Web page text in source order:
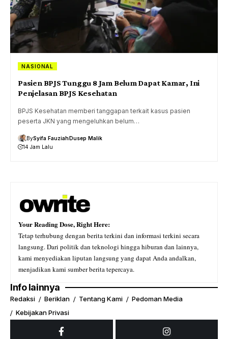
NASIONAL
Pasien BPJS Tunggu 8 Jam Belum Dapat Kamar, Ini
Penjelasan BPJS Kesehatan
BPJS Kesehatan memberi tanggapan terkait kasus pasien
peserta JKN yang mengeluhkan belum…
BySyifa FauziahDusep Malik
14 Jam Lalu
Your Reading Dose, Right Here:
Tetap terhubung dengan berita terkini dan informasi terkini secara
langsung. Dari politik dan teknologi hingga hiburan dan lainnya,
kami menyediakan liputan langsung yang dapat Anda andalkan,
menjadikan kami sumber berita tepercaya.
Info lainnya
Redaksi Beriklan Tentang Kami
Pedoman Media
Kebijakan Privasi